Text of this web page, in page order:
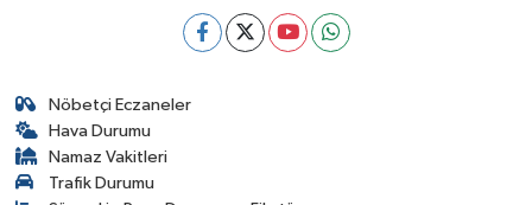
Nöbetçi Eczaneler
Hava Durumu
Namaz Vakitleri
Trafik Durumu